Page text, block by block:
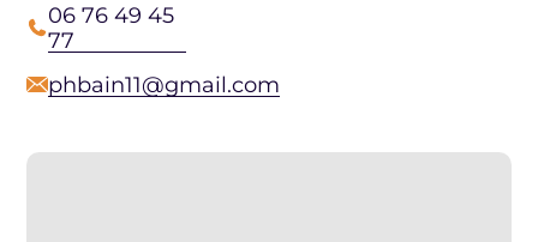
06 76 49 45
77
phbain11@gmail.com